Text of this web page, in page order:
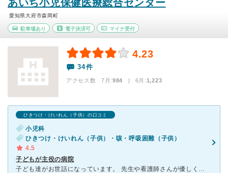
あいち小児保健医療総合センター
愛知県大府市森岡町
駐車場あり 電子決済可 マイナ受付
4.23
34件
アクセス数 7月:984 | 6月:1,223
ひきつけ・けいれん（子供）の口コミ
小児科
ひきつけ・けいれん（子供）・咳・呼吸困難（子供）
4.5
子どもが主役の病院
子ども達がお世話になっています。 先生や看護師さんが優しく子ども達に接してくれて、保育士さんも楽しいイベントをしてくれる、子どもが主役の病院です。病気や検査の説明もわかりやすく、納得して治療を選択で